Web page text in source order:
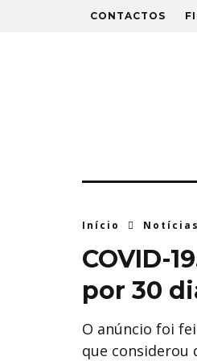
CONTACTOS
Início Notícias
COVID-
por 30
O anúncio foi
que considerou